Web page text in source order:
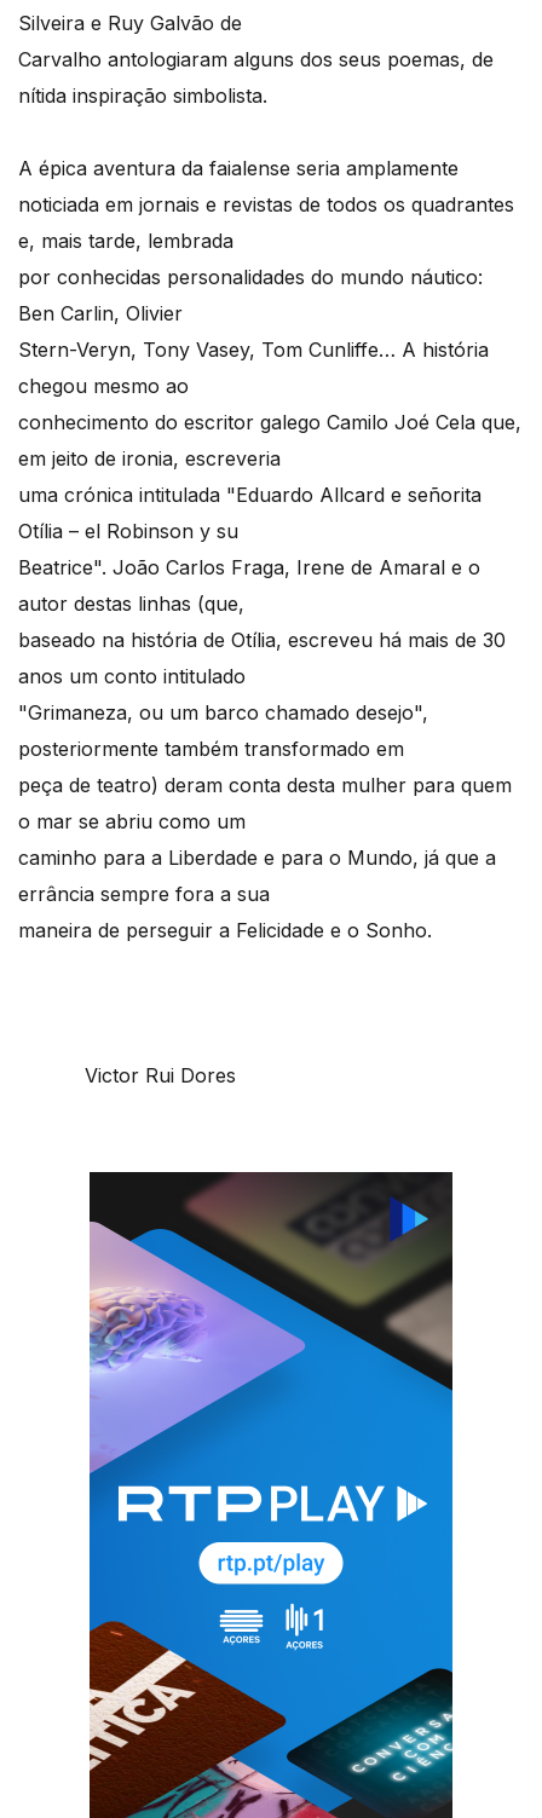
Silveira e Ruy Galvão de
Carvalho antologiaram alguns dos seus poemas, de
nítida inspiração simbolista.
A épica aventura da faialense seria amplamente
noticiada em jornais e revistas de todos os quadrantes
e, mais tarde, lembrada
por conhecidas personalidades do mundo náutico:
Ben Carlin, Olivier
Stern-Veryn, Tony Vasey, Tom Cunliffe… A história
chegou mesmo ao
conhecimento do escritor galego Camilo Joé Cela que,
em jeito de ironia, escreveria
uma crónica intitulada "Eduardo Allcard e señorita
Otília – el Robinson y su
Beatrice". João Carlos Fraga, Irene de Amaral e o
autor destas linhas (que,
baseado na história de Otília, escreveu há mais de 30
anos um conto intitulado
"Grimaneza, ou um barco chamado desejo",
posteriormente também transformado em
peça de teatro) deram conta desta mulher para quem
o mar se abriu como um
caminho para a Liberdade e para o Mundo, já que a
errância sempre fora a sua
maneira de perseguir a Felicidade e o Sonho.
Victor Rui Dores